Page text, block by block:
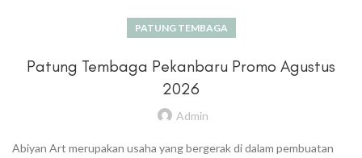
PATUNG TEMBAGA
Patung Tembaga Pekanbaru Promo Agustus
2026
Admin
Abiyan Art merupakan usaha yang bergerak di dalam pembuatan